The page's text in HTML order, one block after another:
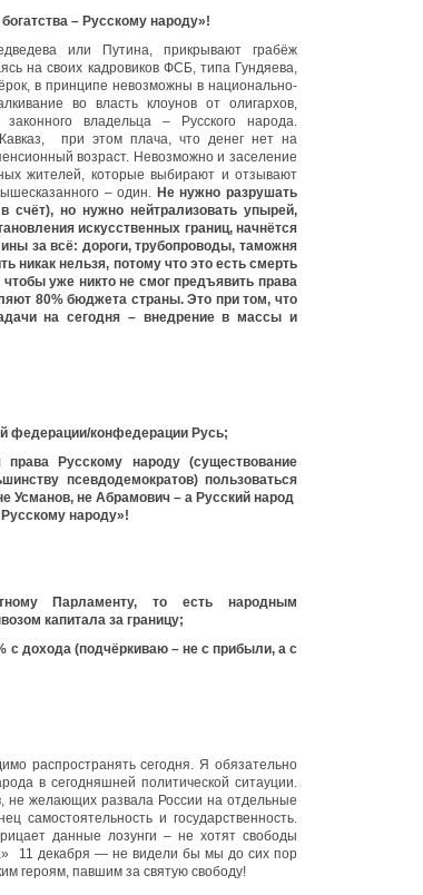
– Русскому народу»!
или Путина, прикрывают грабёж
на своих кадровиков ФСБ, типа Гундяева,
в принципе невозможны в национально-
во власть клоунов от олигархов,
владельца – Русского народа.
при этом плача, что денег нет на
возраст. Невозможно и заселение
жителей, которые выбирают и отзывают
– один. Не нужно разрушать
счёт), но нужно нейтрализовать упырей,
искусственных границ, начнётся
за всё: дороги, трубопроводы, таможня
никак нельзя, потому что это есть смерть
уже никто не смог предъявить права
80% бюджета страны. Это при том, что
на сегодня – внедрение в массы и
федерации/конфедерации Русь;
Русскому народу (существование
псевдодемократов) пользоваться
Усманов, не Абрамович – а Русский народ
народу»!
Парламенту, то есть народным
капитала за границу;
с дохода (подчёркиваю – не с прибыли, а с
распространять сегодня. Я обязательно
в сегодняшней политической ситауции.
не желающих развала России на отдельные
самостоятельность и государственность.
данные лозунги – не хотят свободы
11 декабря — не видели бы мы до сих пор
героям, павшим за святую свободу!